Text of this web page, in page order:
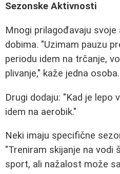
Sezonske Aktivnosti
Mnogi prilagođavaju
dobima. "Uzimam pauzu
periodu idem na trčanje,
plivanje," kaže jedna osoba.
Drugi dodaju: "Kad je lepo
idem na aerobik."
Neki imaju specifične
"Treniram skijanje na vodi
sport, ali nažalost može